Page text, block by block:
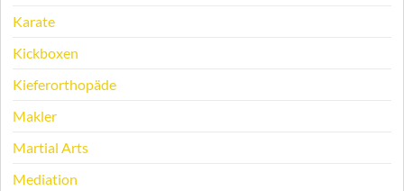
Karate
Kickboxen
Kieferorthopäde
Makler
Martial Arts
Mediation